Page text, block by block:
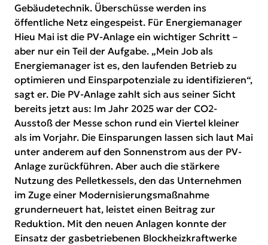
Gebäudetechnik. Überschüsse werden ins
öffentliche Netz eingespeist. Für Energiemanager
Hieu Mai ist die PV-Anlage ein wichtiger Schritt –
aber nur ein Teil der Aufgabe. „Mein Job als
Energiemanager ist es, den laufenden Betrieb zu
optimieren und Einsparpotenziale zu identifizieren“,
sagt er. Die PV-Anlage zahlt sich aus seiner Sicht
bereits jetzt aus: Im Jahr 2025 war der CO2-
Ausstoß der Messe schon rund ein Viertel kleiner
als im Vorjahr. Die Einsparungen lassen sich laut Mai
unter anderem auf den Sonnenstrom aus der PV-
Anlage zurückführen. Aber auch die stärkere
Nutzung des Pelletkessels, den das Unternehmen
im Zuge einer Modernisierungsmaßnahme
grunderneuert hat, leistet einen Beitrag zur
Reduktion. Mit den neuen Anlagen konnte der
Einsatz der gasbetriebenen Blockheizkraftwerke